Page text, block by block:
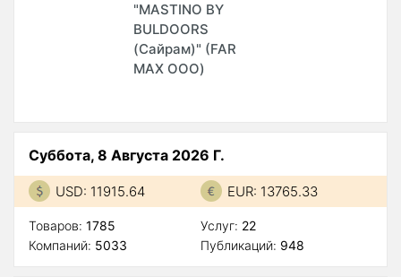
"MASTINO BY
BULDOORS
(Сайрам)" (FAR
MAX ООО)
Суббота, 8 Августа 2026 Г.
USD: 11915.64 EUR: 13765.33
Товаров: 1785
Компаний: 5033
Услуг: 22
Публикаций: 948